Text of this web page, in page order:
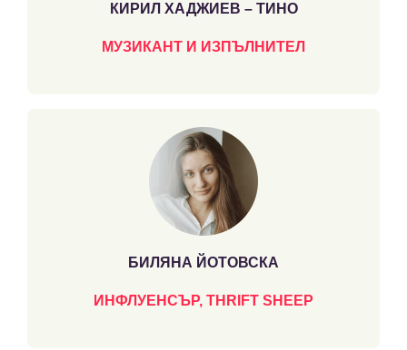
КИРИЛ ХАДЖИЕВ – ТИНО
МУЗИКАНТ И ИЗПЪЛНИТЕЛ
БИЛЯНА ЙОТОВСКА
ИНФЛУЕНСЪР, THRIFT SHEEP